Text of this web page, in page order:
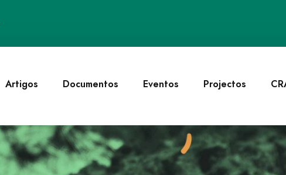
Artigos Documentos Eventos Projectos